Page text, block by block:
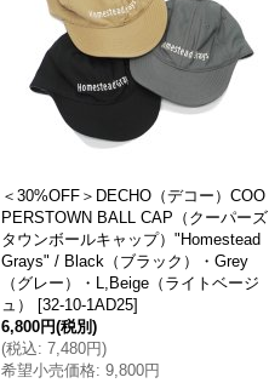
＜30%OFF＞DECHO（デコー）COO
PERSTOWN BALL CAP（クーパーズ
タウンボールキャップ）"Homestead
Grays" / Black（ブラック）・Grey
（グレー）・L,Beige（ライトベージ
ュ）
[32-10-1AD25]
6,800円(税別)
(税込: 7,480円)
希望小売価格: 9,800円